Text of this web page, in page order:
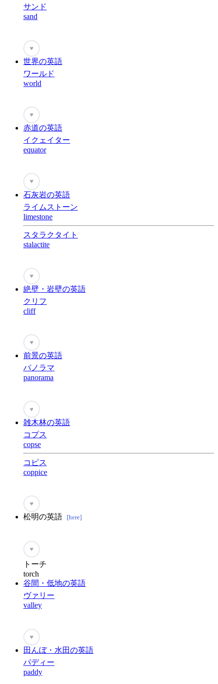
サンド
sand
♥
世界の英語
ワールド
world
♥
赤道の英語
イクェイター
equator
♥
石灰岩の英語
ライムストーン
limestone
スタラクタイト
stalactite
♥
絶壁・岩壁の英語
クリフ
cliff
♥
前景の英語
パノラマ
panorama
♥
雑木林の英語
コプス
copse
コピス
coppice
♥
松明の英語 [here]
♥
トーチ
torch
谷間・低地の英語
ヴァリー
valley
♥
田んぼ・水田の英語
パディー
paddy